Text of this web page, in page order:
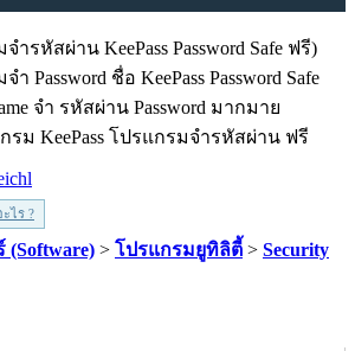
Password ชื่อ KeePass Password Safe
จำ รหัสผ่าน Password มากมาย
กรม KeePass โปรแกรมจำรหัสผ่าน ฟรี
ะไร ?
> โปรแกรมยูทิลิตี้ > Security